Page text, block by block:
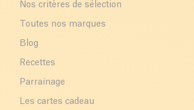
Nos critères de sélection
Toutes nos marques
Blog
Recettes
Parrainage
Les cartes cadeau